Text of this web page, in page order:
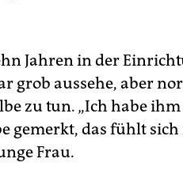
Jahren in der
grob aussehe, aber
zu tun. „Ich habe
gemerkt, das fühlt
Frau.